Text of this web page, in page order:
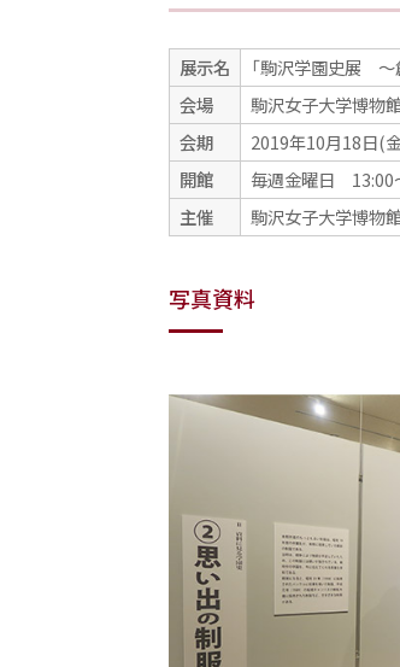
展示名
「駒沢学園史展 ～
会場
駒沢女子大学博
会期
2019年10月18日(
開館
毎週金曜日 13:00
主催
駒沢女子大学博物
写真資料